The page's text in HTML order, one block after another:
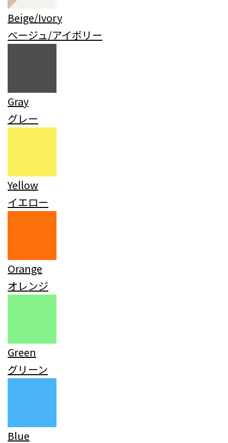
Beige/Ivory
ベージュ/アイボリー
Gray
グレー
Yellow
イエロー
Orange
オレンジ
Green
グリーン
Blue